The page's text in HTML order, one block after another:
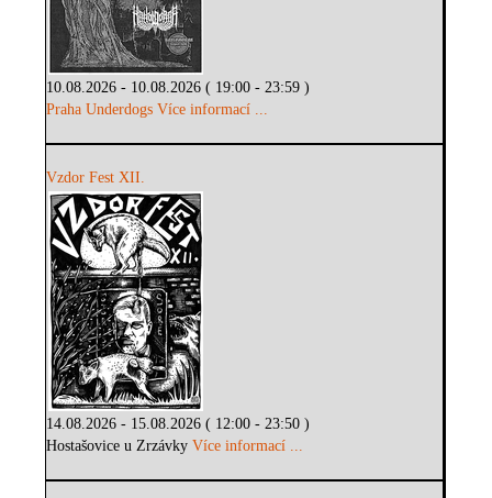
10.08.2026 - 10.08.2026 ( 19:00 - 23:59 )
Praha Underdogs Více informací ...
Vzdor Fest XII.
14.08.2026 - 15.08.2026 ( 12:00 - 23:50 )
Hostašovice u ZrzávkyVíce informací ...